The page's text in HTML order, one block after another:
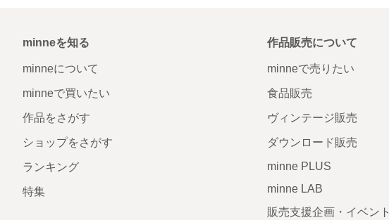
minneを知る
minneについて
minneで買いたい
作品をさがす
ショップをさがす
ランキング
特集
作品販売について
minneで売りたい
食品販売
ヴィンテージ販売
ダウンロード販売
minne PLUS
minne LAB
販売支援企画・イベント